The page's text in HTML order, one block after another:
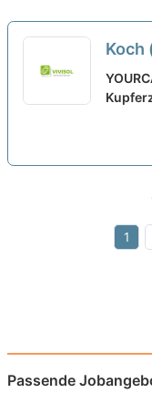
Koch
in
1
Passende